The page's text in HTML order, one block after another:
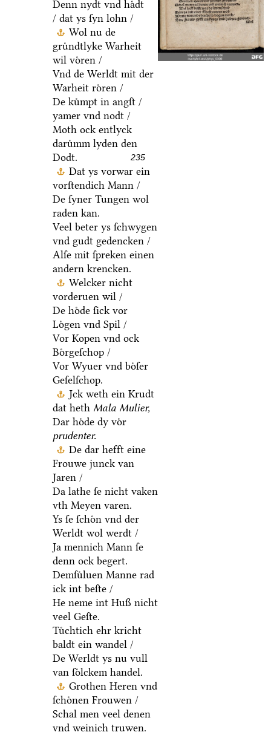
Denn nydt vnd haͤdt
/ dat ys ſyn lohn /
Wol nu de
gruͤndtlyke Warheit
wil voͤren /
Vnd de Werldt mit der
Warheit roͤren /
De kuͤmpt in angſt /
yamer vnd nodt /
Moth ock entlyck
daruͤmm lyden den
Dodt.
235
Dat ys vorwar ein
vorſtendich Mann /
De ſyner Tungen wol
raden kan.
Veel beter ys ſchwygen
vnd gudt gedencken /
Alſe mit ſpreken einen
andern krencken.
Welcker nicht
vorderuen wil /
De hoͤde ſick vor
Loͤgen vnd Spil /
Vor Kopen vnd ock
Boͤrgeſchop /
Vor Wyuer vnd boͤſer
Geſelſchop.
Jck weth ein Krudt
dat heth Mala Mulier,
Dar hoͤde dy voͤr
prudenter.
De dar hefft eine
Frouwe junck van
Jaren /
Da lathe ſe nicht vaken
vth Meyen varen.
Ys ſe ſchoͤn vnd der
Werldt wol werdt /
Ja mennich Mann ſe
denn ock begert.
Demſuͤluen Manne rad
ick int beſte /
He neme int Huß nicht
veel Geſte.
Tuͤchtich ehr kricht
baldt ein wandel /
De Werldt ys nu vull
van ſoͤlckem handel.
Grothen Heren vnd
ſchoͤnen Frouwen /
Schal men veel denen
vnd weinich truwen.